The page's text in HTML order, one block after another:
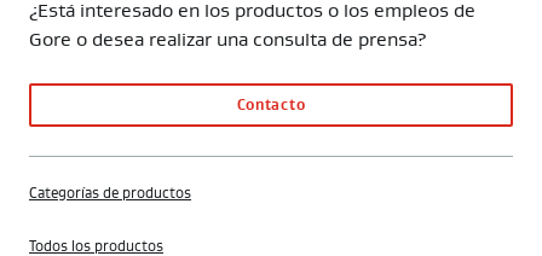
¿Está interesado en los productos o los empleos de
Gore o desea realizar una consulta de prensa?
Contacto
Categorías de productos
Todos los productos